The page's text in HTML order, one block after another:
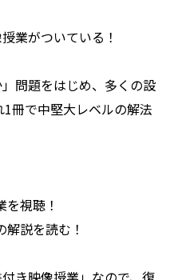
業がついている！
問題をはじめ、多くの設
冊で中堅大レベルの解法
視聴！
説を読む！